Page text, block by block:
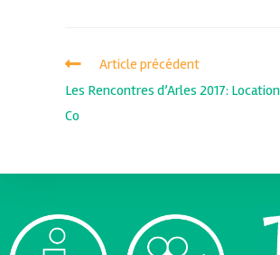
Article précédent
Les Rencontres d’Arles 2017:
Co